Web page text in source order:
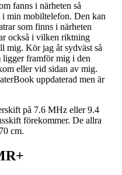
fanns i närheten så
i min mobiltelefon. Den kan
som finns i närheten
också i vilken riktning
mig. Kör jag åt sydväst så
ligger framför mig i den
eller vid sidan av mig.
uppdaterad men är
på 7.6 MHz eller 9.4
förekommer. De allra
cm.